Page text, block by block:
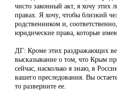
чисто законный акт, я хочу этих
правах. Я хочу, чтобы близкий
родственником и,
юридические права, которые
ДГ: Кроме этих раздражающих
высказывание о том, что Крым
сейчас, насколько я знаю, в
вашего преследования. Вы
то разверните ее.